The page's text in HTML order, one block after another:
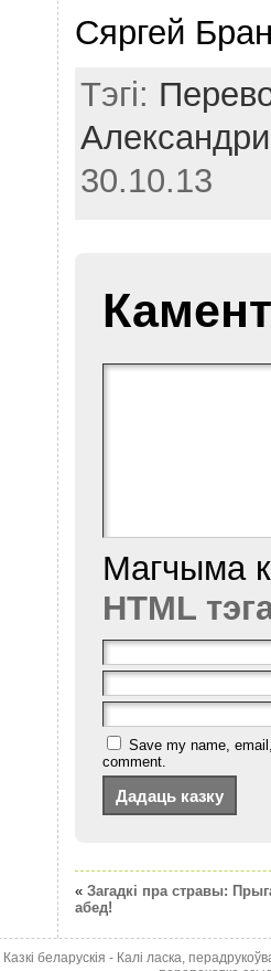
Сяргей
Тэгі:
30.10.13
Магчыма
HTML
Save my name,
comment.
« Загадкі пра стравы:
абед!
Казкі беларускія - Калі ласка,